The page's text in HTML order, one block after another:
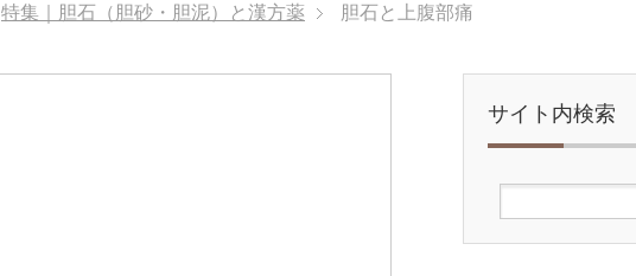
特集｜胆石（胆砂・胆泥）と漢方薬 胆石と上腹部痛
サイト内検索